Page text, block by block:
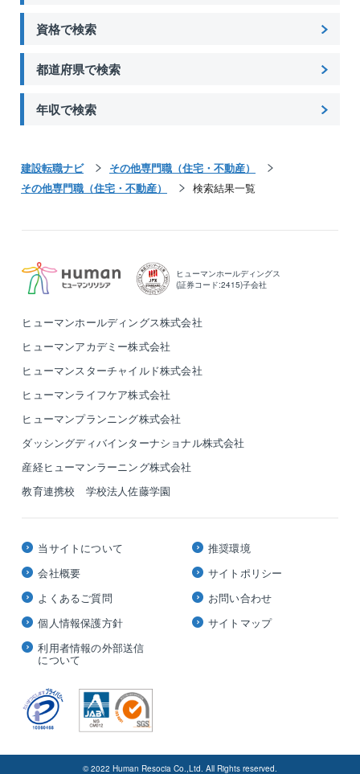
資格で検索
都道府県で検索
年収で検索
建設転職ナビ
その他専門職（住宅・不動産）
その他専門職（住宅・不動産）
検索結果一覧
ヒューマンホールディングス
(証券コード:2415)子会社
ヒューマンホールディングス株式会社
ヒューマンアカデミー株式会社
ヒューマンスターチャイルド株式会社
ヒューマンライフケア株式会社
ヒューマンプランニング株式会社
ダッシングディバインターナショナル株式会社
産経ヒューマンラーニング株式会社
教育連携校 学校法人佐藤学園
当サイトについて
会社概要
よくあるご質問
個人情報保護方針
利用者情報の外部送信
について
推奨環境
サイトポリシー
お問い合わせ
サイトマップ
© 2022 Human Resocia Co.,Ltd. All Rights reserved.